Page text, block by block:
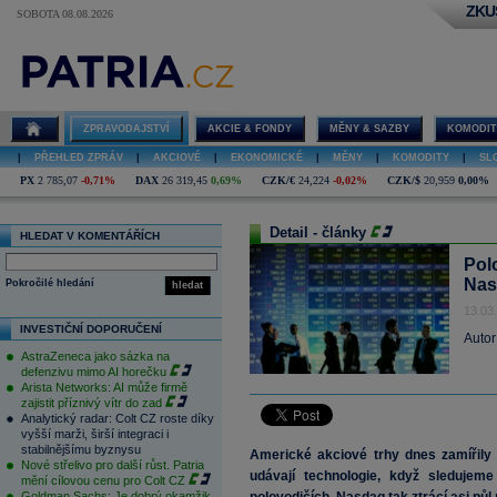
SOBOTA 08.08.2026
ZPRAVODAJSTVÍ AKCIE & FONDY MĚNY & SAZBY
PŘEHLED ZPRÁV AKCIOVÉ EKONOMICKÉ MĚNY KOMODITY
PX 2 785,07 -0,71% DAX 26 319,45 0,69% CZK/€ 24,224 -0,02% CZK/$ 20,959 0,00%
HLEDAT V KOMENTÁŘÍCH
hledat
Pokročilé hledání
INVESTIČNÍ DOPORUČENÍ
AstraZeneca jako sázka na
defenzivu mimo AI horečku
Arista Networks: AI může firmě
zajistit příznivý vítr do zad
Analytický radar: Colt CZ roste díky
vyšší marži, širší integraci i
stabilnějšímu byznysu
Nové střelivo pro další růst. Patria
mění cílovou cenu pro Colt CZ
Detail - články
Americké akciové trhy dnes
udávají technologie, když